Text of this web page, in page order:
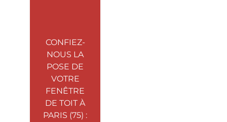
CONFIEZ-
NOUS LA
POSE DE
VOTRE
FENÊTRE
DE TOIT À
PARIS (75) :